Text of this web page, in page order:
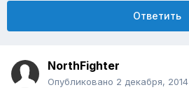
Ответить
NorthFighter
Опубликовано 2 декабря, 2014